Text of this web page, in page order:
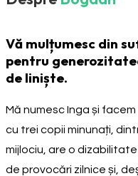
Vă mulțumesc din
pentru
de liniște.
Mă numesc Inga și
cu trei copii minunați,
mijlociu, are o
de provocări zilnice și,